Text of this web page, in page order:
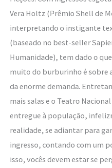
Vera Holtz (Prêmio Shell de
interpretando o instigante
(baseado no best-seller
Humanidade), tem dado o
muito do burburinho é sobre
da enorme demanda.
mais salas e o Teatro
entregue à população,
realidade, se adiantar para
ingresso, contando com um
isso, vocês devem estar se